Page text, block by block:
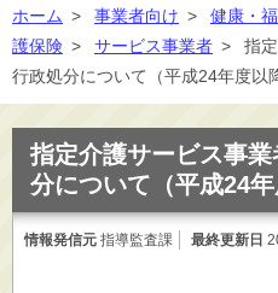
く
事業
施設
ホーム > 事業者向け > 健康・
護保険 > サービス事業者 >
指
行政処分について（平成24年度以
指定介護サービス事
分について（平成24年
情報発信元 指導監査課 最終更新日